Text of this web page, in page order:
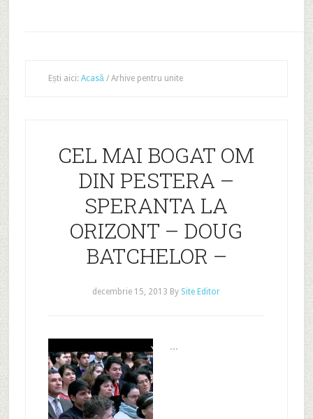
Ești aici: Acasă /Arhive pentru unite
CEL MAI BOGAT OM
DIN PESTERA –
SPERANTA LA
ORIZONT – DOUG
BATCHELOR –
decembrie 15, 2013 By Site Editor
...